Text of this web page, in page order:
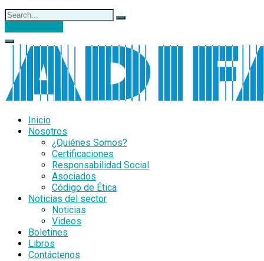
Inicio
Nosotros
¿Quiénes Somos?
Certificaciones
Responsabilidad Social
Asociados
Código de Ética
Noticias del sector
Noticias
Videos
Boletines
Libros
Contáctenos